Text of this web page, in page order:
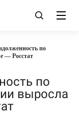
по
— Росстат
по
выросла